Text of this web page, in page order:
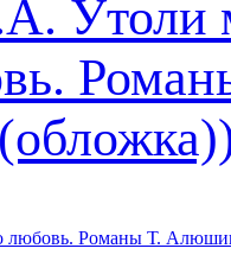
любовь. Романы Т.